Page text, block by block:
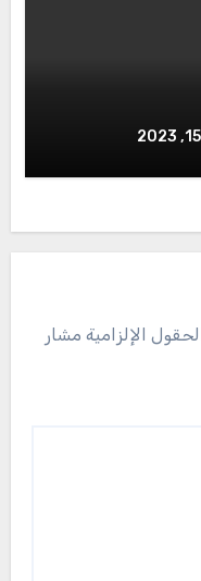
الحقول الإلزامية مشار